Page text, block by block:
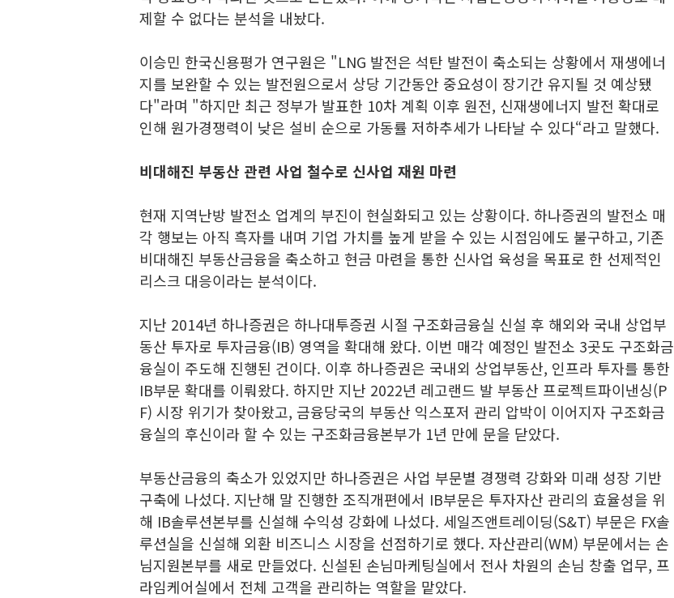
제할 수 없다는 분석을 내놨다.
이승민 한국신용평가 연구원은 "LNG 발전은 석탄 발전이 축소되는 상황에서 재생에너
지를 보완할 수 있는 발전원으로서 상당 기간동안 중요성이 장기간 유지될 것 예상됐
다"라며 "하지만 최근 정부가 발표한 10차 계획 이후 원전, 신재생에너지 발전 확대로
인해 원가경쟁력이 낮은 설비 순으로 가동률 저하추세가 나타날 수 있다“라고 말했다.
비대해진 부동산 관련 사업 철수로 신사업 재원 마련
현재 지역난방 발전소 업계의 부진이 현실화되고 있는 상황이다. 하나증권의 발전소 매
각 행보는 아직 흑자를 내며 기업 가치를 높게 받을 수 있는 시점임에도 불구하고, 기존
비대해진 부동산금융을 축소하고 현금 마련을 통한 신사업 육성을 목표로 한 선제적인
리스크 대응이라는 분석이다.
지난 2014년 하나증권은 하나대투증권 시절 구조화금융실 신설 후 해외와 국내 상업부
동산 투자로 투자금융(IB) 영역을 확대해 왔다. 이번 매각 예정인 발전소 3곳도 구조화금
융실이 주도해 진행된 건이다. 이후 하나증권은 국내외 상업부동산, 인프라 투자를 통한
IB부문 확대를 이뤄왔다. 하지만 지난 2022년 레고랜드 발 부동산 프로젝트파이낸싱(P
F) 시장 위기가 찾아왔고, 금융당국의 부동산 익스포저 관리 압박이 이어지자 구조화금
융실의 후신이라 할 수 있는 구조화금융본부가 1년 만에 문을 닫았다.
부동산금융의 축소가 있었지만 하나증권은 사업 부문별 경쟁력 강화와 미래 성장 기반
구축에 나섰다. 지난해 말 진행한 조직개편에서 IB부문은 투자자산 관리의 효율성을 위
해 IB솔루션본부를 신설해 수익성 강화에 나섰다. 세일즈앤트레이딩(S&T) 부문은 FX솔
루션실을 신설해 외환 비즈니스 시장을 선점하기로 했다. 자산관리(WM) 부문에서는 손
님지원본부를 새로 만들었다. 신설된 손님마케팅실에서 전사 차원의 손님 창출 업무, 프
라임케어실에서 전체 고객을 관리하는 역할을 맡았다.